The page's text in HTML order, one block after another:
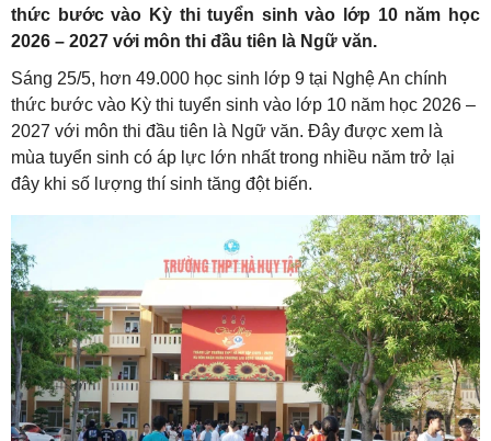
thức bước vào Kỳ thi tuyển sinh vào lớp 10 năm học
2026 – 2027 với môn thi đầu tiên là Ngữ văn.
Sáng 25/5, hơn 49.000 học sinh lớp 9 tại Nghệ An chính
thức bước vào Kỳ thi tuyển sinh vào lớp 10 năm học 2026 –
2027 với môn thi đầu tiên là Ngữ văn. Đây được xem là
mùa tuyển sinh có áp lực lớn nhất trong nhiều năm trở lại
đây khi số lượng thí sinh tăng đột biến.